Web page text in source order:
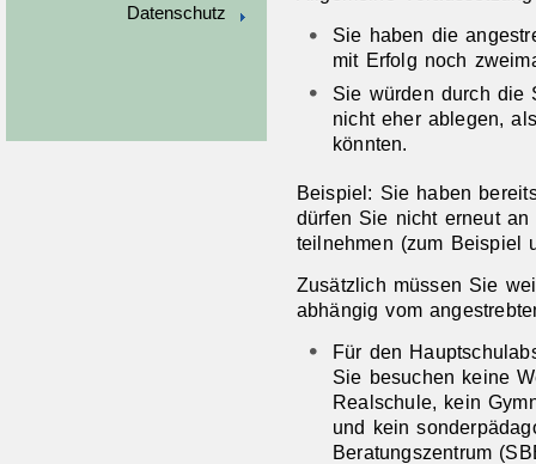
Datenschutz
Sie haben die
mit Erfolg noch
Sie würden durch die
nicht eher ablegen,
könnten.
Beispiel: Sie haben
dürfen Sie nicht erneut
teilnehmen (zum Beispiel
Zusätzlich müssen Sie
abhängig vom
Für den
Sie besuchen keine
Realschule, kein
und kein
Beratungszentrum